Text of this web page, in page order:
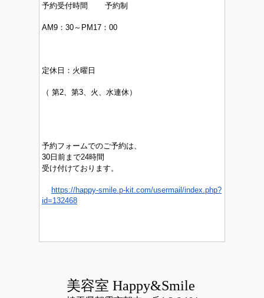
予約受付時間 予約制
AM9：30～PM17：00
定休日： 火曜日
（ 第2、第3、火、水連休）
予約フォームでのご予約は、
30日前まで24時間
受け付けております。
https://happy-smile.p-kit.com/usermail/index.php?
id=132468
美容室 Happy&Smile